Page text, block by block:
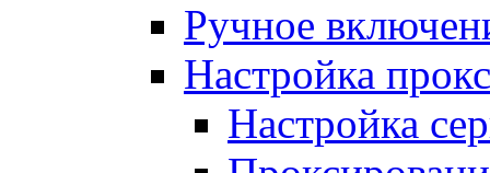
Ручное
Настройка
Настройка